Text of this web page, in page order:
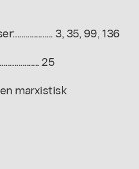
3, 35, 99, 136
25
marxistisk